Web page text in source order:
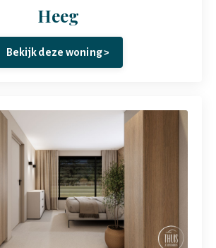
Heeg
Bekijk deze woning >